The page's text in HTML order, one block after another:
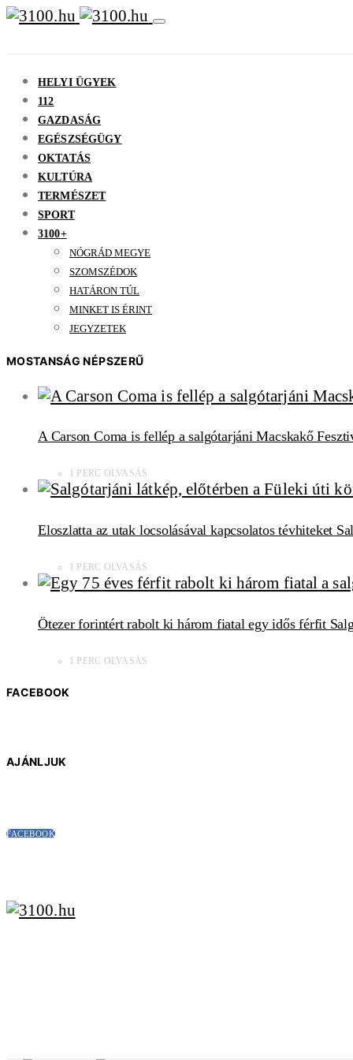
HELYI ÜGYEK
112
GAZDASÁG
EGÉSZSÉGÜGY
OKTATÁS
KULTÚRA
TERMÉSZET
SPORT
3100+
NÓGRÁD MEGYE
SZOMSZÉDOK
HATÁRON TÚL
MINKET IS ÉRINT
JEGYZETEK
MOSTANSÁG NÉPSZERŰ
A Carson Coma is fellép a salgótarjáni Macskakő
1 PERC OLVASÁS
Eloszlatta az utak locsolásával kapcsolatos tévhiteket
1 PERC OLVASÁS
Ötezer forintért rabolt ki három fiatal egy idős férfit
1 PERC OLVASÁS
FACEBOOK
AJÁNLJUK
FACEBOOK